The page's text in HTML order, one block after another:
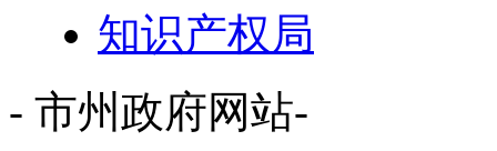
知识产权局
- 市州政府网站-